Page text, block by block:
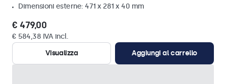
Dimensioni esterne: 471 x 281 x 40 mm
€ 479,00
€ 584,38 IVA incl.
Visualizza
Aggiungi al carrello